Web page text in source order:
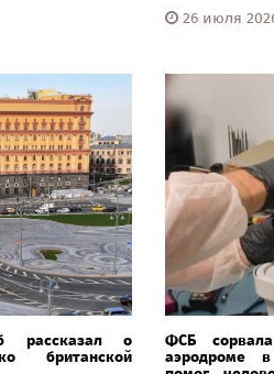
26 июля
рассказал о
британской
ФСБ
аэродроме